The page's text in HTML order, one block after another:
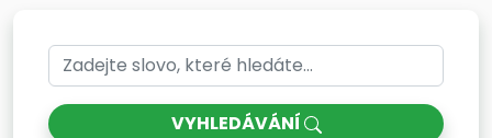
VYHLEDÁVÁNÍ